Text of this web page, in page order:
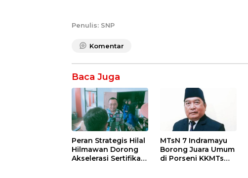
Penulis: SNP
Komentar
Baca Juga
Peran Strategis Hilal
Hilmawan Dorong
Akselerasi Sertifikasi
MTsN 7 Indramayu
Borong Juara Umum
di Porseni KKMTs